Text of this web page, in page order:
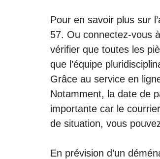
Pour en savoir plus sur
57. Ou connectez-vous
vérifier que toutes les
que l’équipe
Grâce au service en
Notamment, la date de
importante car le
de situation, vous
En prévision d’un